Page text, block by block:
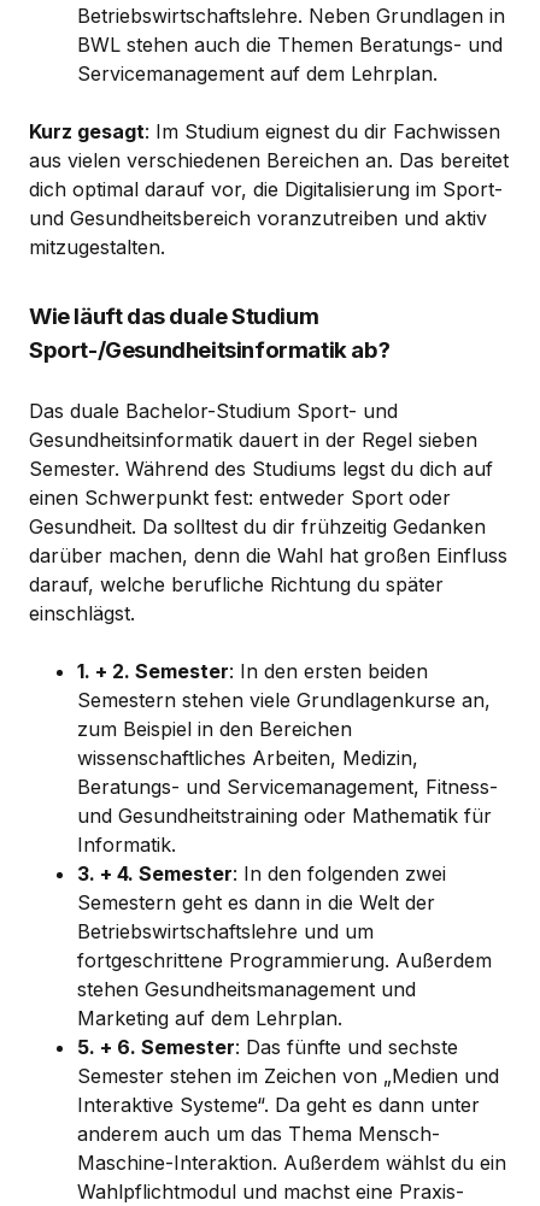
Betriebswirtschaftslehre. Neben Grundlagen in
BWL stehen auch die Themen Beratungs- und
Servicemanagement auf dem Lehrplan.
Kurz gesagt: Im Studium eignest du dir Fachwissen
aus vielen verschiedenen Bereichen an. Das bereitet
dich optimal darauf vor, die Digitalisierung im Sport-
und Gesundheitsbereich voranzutreiben und aktiv
mitzugestalten.
Wie läuft das duale Studium
Sport-/Gesundheitsinformatik ab?
Das duale Bachelor-Studium Sport- und
Gesundheitsinformatik dauert in der Regel sieben
Semester. Während des Studiums legst du dich auf
einen Schwerpunkt fest: entweder Sport oder
Gesundheit. Da solltest du dir frühzeitig Gedanken
darüber machen, denn die Wahl hat großen Einfluss
darauf, welche berufliche Richtung du später
einschlägst.
1. + 2. Semester: In den ersten beiden
Semestern stehen viele Grundlagenkurse an,
zum Beispiel in den Bereichen
wissenschaftliches Arbeiten, Medizin,
Beratungs- und Servicemanagement, Fitness-
und Gesundheitstraining oder Mathematik für
Informatik.
3. + 4. Semester: In den folgenden zwei
Semestern geht es dann in die Welt der
Betriebswirtschaftslehre und um
fortgeschrittene Programmierung. Außerdem
stehen Gesundheitsmanagement und
Marketing auf dem Lehrplan.
5. + 6. Semester: Das fünfte und sechste
Semester stehen im Zeichen von „Medien und
Interaktive Systeme“. Da geht es dann unter
anderem auch um das Thema Mensch-
Maschine-Interaktion. Außerdem wählst du ein
Wahlpflichtmodul und machst eine Praxis-